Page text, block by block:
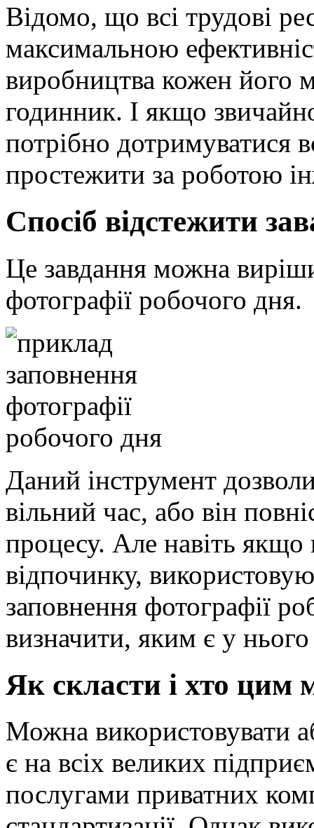
Відомо, що всі трудові
максимальною
виробництва кожен його
годинник. І якщо
потрібно дотримуватися
простежити за роботою
Спосіб відстежити
Це завдання можна
фотографії робочого дня.
Даний інструмент
вільний час, або він
процесу. Але навіть якщо
відпочинку,
заповнення фотографії
визначити, яким є у нього
Як скласти і хто цим
Можна використовувати
є на всіх великих
послугами приватних